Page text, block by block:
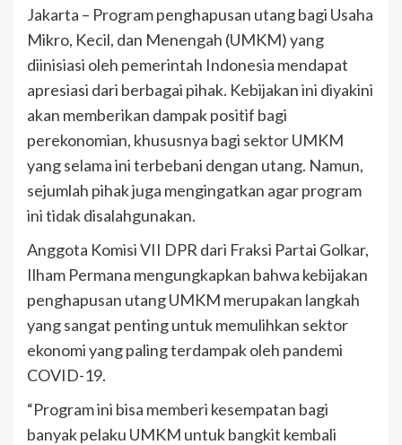
Jakarta – Program penghapusan utang bagi Usaha
Mikro, Kecil, dan Menengah (UMKM) yang
diinisiasi oleh pemerintah Indonesia mendapat
apresiasi dari berbagai pihak. Kebijakan ini diyakini
akan memberikan dampak positif bagi
perekonomian, khususnya bagi sektor UMKM
yang selama ini terbebani dengan utang. Namun,
sejumlah pihak juga mengingatkan agar program
ini tidak disalahgunakan.
Anggota Komisi VII DPR dari Fraksi Partai Golkar,
Ilham Permana mengungkapkan bahwa kebijakan
penghapusan utang UMKM merupakan langkah
yang sangat penting untuk memulihkan sektor
ekonomi yang paling terdampak oleh pandemi
COVID-19.
“Program ini bisa memberi kesempatan bagi
banyak pelaku UMKM untuk bangkit kembali